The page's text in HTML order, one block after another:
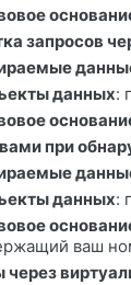
запросов
данных:
при
данных:
ваш
через